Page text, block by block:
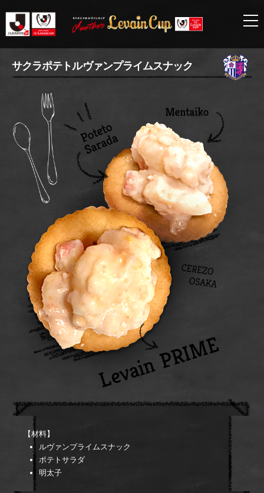
サクラポテトルヴァンプライムスナック
【材料】
ルヴァンプライムスナック
ポテトサラダ
明太子